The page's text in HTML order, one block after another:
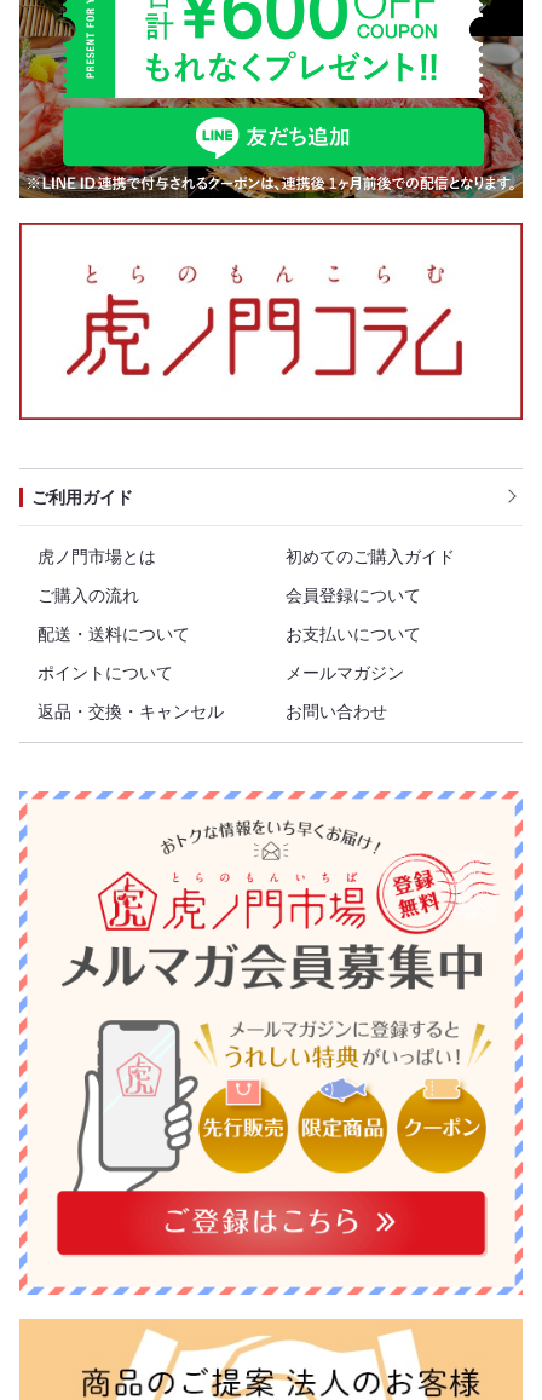
ご利用ガイド
虎ノ門市場とは
初めてのご購入ガイド
ご購入の流れ
会員登録について
配送・送料について
お支払いについて
ポイントについて
メールマガジン
返品・交換・キャンセル
お問い合わせ